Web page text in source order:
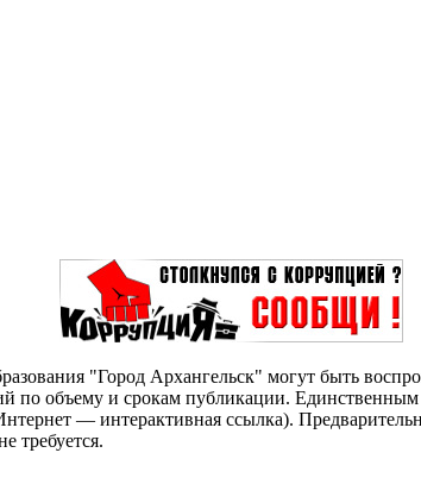
"Город Архангельск" могут быть
объему и срокам публикации. Единственным
— интерактивная ссылка).
требуется.